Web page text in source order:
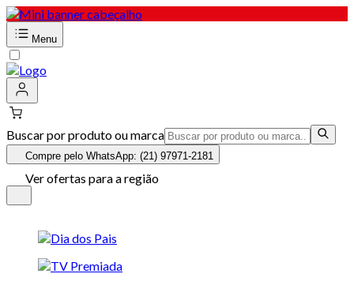
Menu
Buscar por produto ou marca
Compre pelo WhatsApp: (21) 97971-2181
Ver ofertas para a região